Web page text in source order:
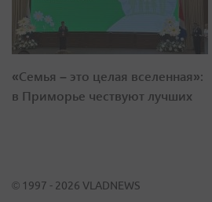
«Семья – это целая вселенная»:
в Приморье чествуют лучших
© 1997 - 2026 VLADNEWS